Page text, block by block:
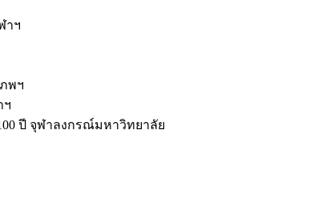
าฯ
พฯ
ฯ
ปี จุฬาลงกรณ์มหาวิทยาลัย